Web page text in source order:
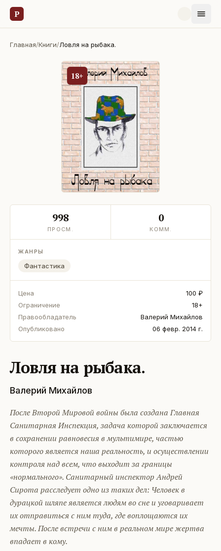
Р
Главная/Книги/Ловля на рыбака.
18+
998
ПРОСМ.
0
КОММ.
ЖАНРЫ
Фантастика
Цена
100 ₽
Ограничение
18+
Правообладатель
Валерий Михайлов
Опубликовано
06 февр. 2014 г.
Ловля на рыбака.
Валерий Михайлов
После Второй Мировой войны была создана Главная
Санитарная Инспекция, задача которой заключается
в сохранении равновесия в мультимире, частью
которого является наша реальность, и осуществлении
контроля над всем, что выходит за границы
«нормального». Санитарный инспектор Андрей
Сирота расследует одно из таких дел: Человек в
дурацкой шляпе является людям во сне и уговаривает
их отправиться с ним туда, где воплощаются их
мечты. После встречи с ним в реальном мире жертва
впадает в кому.